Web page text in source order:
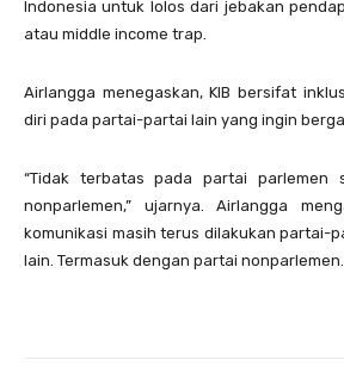
Indonesia untuk lolos dari jebakan
atau middle income trap.
Airlangga menegaskan, KIB bersifat
diri pada partai-partai lain yang ingin
“Tidak terbatas pada partai parlemen
nonparlemen,” ujarnya. Airlangga
komunikasi masih terus dilakukan partai-
lain. Termasuk dengan partai